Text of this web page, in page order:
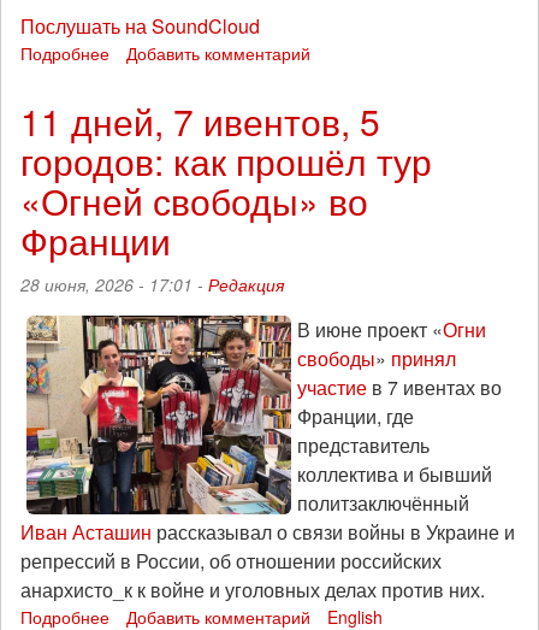
Послушать на SoundCloud
Подробнее
границ:
«Тренды
порядка
и
хаоса»,
эпизод
268
Добавить комментарий
11 дней, 7 ивентов, 5
городов: как прошёл тур
«Огней свободы» во
Франции
28 июня, 2026 - 17:01 - Редакция
В июне проект «Огни
свободы» принял
участие в 7 ивентах во
Франции, где
представитель
коллектива и бывший
политзаключённый
Иван Асташин рассказывал о связи войны в Украине и
репрессий в России, об отношении российских
анархисто_к к войне и уголовных делах против них.
Подробнее Добавить комментарий English